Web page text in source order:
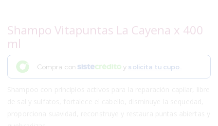
Shampo Vitapuntas La Cayena x 400
ml
Compra con y solicita tu cupo.